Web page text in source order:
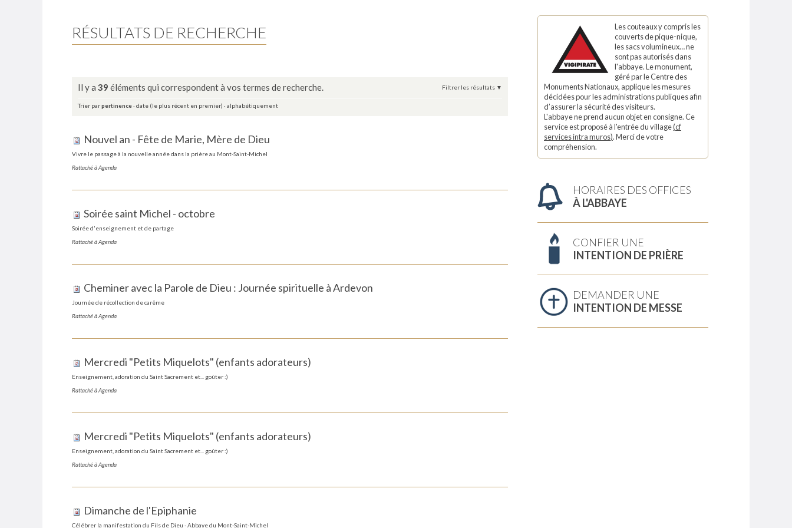
Les couteaux y compris les
couverts de pique-nique,
les sacs volumineux… ne
sont pas autorisés dans
l'abbaye. Le monument,
géré par le Centre des
Monuments Nationaux, applique les mesures
décidées pour les administrations publiques afin
d’assurer la sécurité des visiteurs.
L'abbaye ne prend aucun objet en consigne. Ce
service est proposé à l'entrée du village(cf
services intra muros). Merci de votre
compréhension.
HORAIRES DES OFFICES
À L'ABBAYE
CONFIER UNE
INTENTION DE PRIÈRE
DEMANDER UNE
INTENTION DE MESSE
RÉSULTATS DE RECHERCHE
Il y a 39 éléments qui correspondent à vos termes de recherche. Filtrer les résultats
Trier parpertinence· date (le plus récent en premier) · alphabétiquement
Nouvel an - Fête de Marie, Mère de Dieu
Vivre le passage à la nouvelle année dans la prière au Mont-Saint-Michel
Rattaché àAgenda
Soirée saint Michel - octobre
Soirée d'enseignement et de partage
Rattaché àAgenda
Cheminer avec la Parole de Dieu : Journée spirituelle à Ardevon
Journée de récollection de carême
Rattaché àAgenda
Mercredi "Petits Miquelots" (enfants adorateurs)
Enseignement, adoration du Saint Sacrement et... goûter :)
Rattaché àAgenda
Mercredi "Petits Miquelots" (enfants adorateurs)
Enseignement, adoration du Saint Sacrement et... goûter :)
Rattaché àAgenda
Dimanche de l'Epiphanie
Célébrer la manifestation du Fils de Dieu - Abbaye du Mont-Saint-Michel